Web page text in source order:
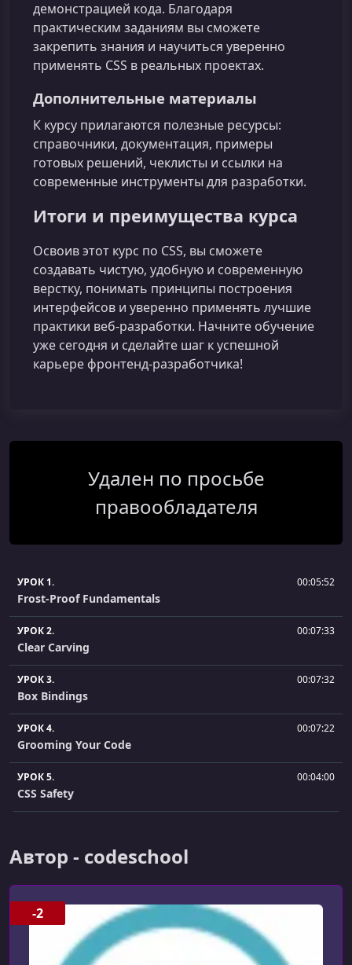
демонстрацией кода. Благодаря
практическим заданиям вы сможете
закрепить знания и научиться уверенно
применять CSS в реальных проектах.
Дополнительные материалы
К курсу прилагаются полезные ресурсы:
справочники, документация, примеры
готовых решений, чеклисты и ссылки на
современные инструменты для разработки.
Итоги и преимущества курса
Освоив этот курс по CSS, вы сможете
создавать чистую, удобную и современную
верстку, понимать принципы построения
интерфейсов и уверенно применять лучшие
практики веб‑разработки. Начните обучение
уже сегодня и сделайте шаг к успешной
карьере фронтенд‑разработчика!
Удален по просьбе
правообладателя
УРОК 1. 00:05:52
Frost-Proof Fundamentals
УРОК 2. 00:07:33
Clear Carving
УРОК 3. 00:07:32
Box Bindings
УРОК 4. 00:07:22
Grooming Your Code
УРОК 5. 00:04:00
CSS Safety
УРОК 8.
Pseudo Sitzmark
Автор - codeschool
-2